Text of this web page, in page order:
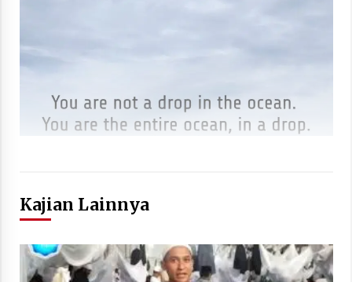
Kajian Lainnya